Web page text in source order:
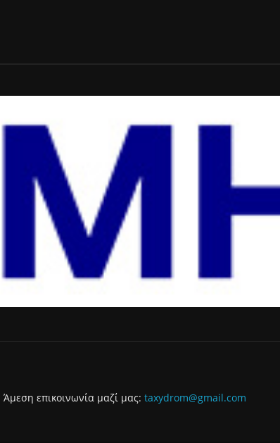
Άμεση επικοινωνία μαζί μας: taxydrom@gmail.com